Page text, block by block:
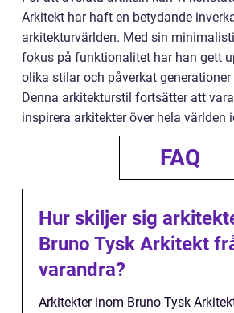
Arkitekt har haft en betydande
arkitekturvärlden. Med sin
fokus på funktionalitet har han gett
olika stilar och påverkat generationer
Denna arkitekturstil fortsätter att
inspirera arkitekter över hela världen
FAQ
Hur skiljer sig
Bruno Tysk Arkitekt
varandra?
Arkitekter inom Bruno Tysk